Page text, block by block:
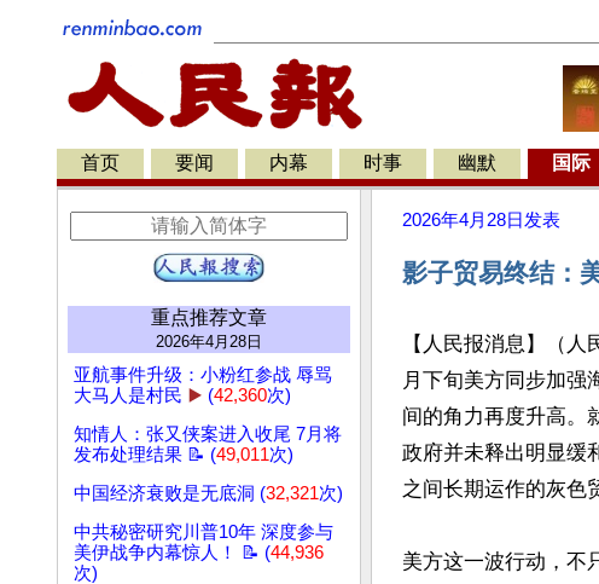
首页 要闻 内幕 时事 幽默 国际
重点推荐文章
2026年4月28日
亚航事件升级：小粉红参战 辱骂
大马人是村民 ▶️ (42,360次)
知情人：张又侠案进入收尾 7月将
发布处理结果 📝 (49,011次)
中国经济衰败是无底洞 (32,321次)
中共秘密研究川普10年 深度参与
美伊战争内幕惊人！ 📝 (44,936
次)
2026年4月28日 发表
影子贸易终结：
【人民报消息】（人
月下旬美方同步加强
间的角力再度升高。
政府并未释出明显缓
之间长期运作的灰色
美方这一波行动，不